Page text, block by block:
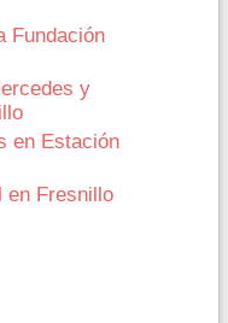
Fundación
y
en Estación
en Fresnillo